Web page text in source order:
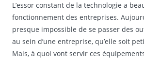
L’essor constant de la technologie a
fonctionnement des entreprises.
presque impossible de se passer des
au sein d’une entreprise, qu’elle soit
Mais, à quoi vont servir ces